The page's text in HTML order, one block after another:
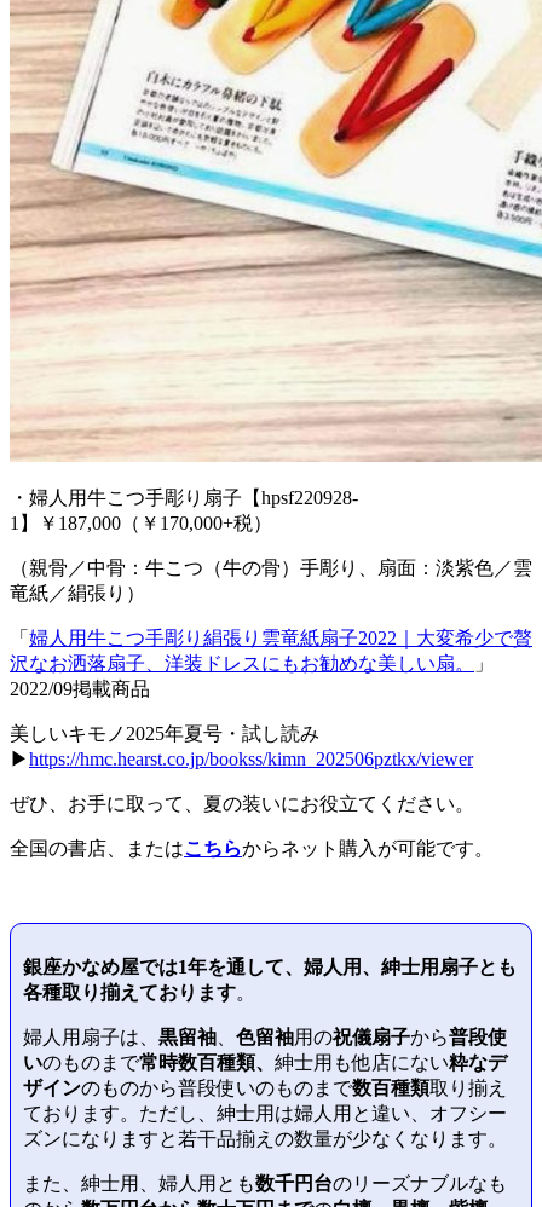
・婦人用牛こつ手彫り扇子【hpsf220928-
1】￥187,000（￥170,000+税）
（親骨／中骨：牛こつ（牛の骨）手彫り、扇面：淡紫色／雲
竜紙／絹張り）
「 婦人用牛こつ手彫り絹張り雲竜紙扇子2022｜大変希少で贅
沢なお洒落扇子、洋装ドレスにもお勧めな美しい扇。
」
2022/09掲載商品
美しいキモノ2025年夏号・試し読み
▶https://hmc.hearst.co.jp/bookss/kimn_202506pztkx/viewer
ぜひ、お手に取って、夏の装いにお役立てください。
全国の書店、またはこちらからネット購入が可能です。
銀座かなめ屋では1年を通して、婦人用、紳士用扇子とも
各種取り揃えております。
婦人用扇子は、 黒留袖、 色留袖用の祝儀扇子から普段使
いのものまで常時数百種類、 紳士用も他店にない粋なデ
ザインのものから普段使いのものまで数百種類取り揃え
ております。ただし、紳士用は婦人用と違い、オフシー
ズンになりますと若干品揃えの数量が少なくなります。
また、紳士用、婦人用とも数千円台のリーズナブルなも